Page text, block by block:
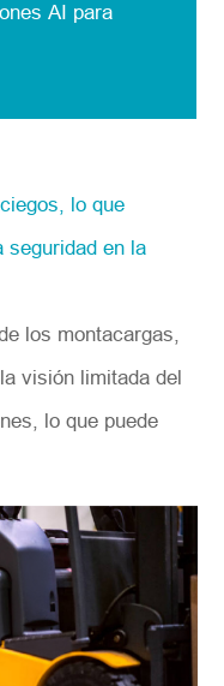
AI para
lo que
seguridad en la
los montacargas,
visión limitada del
lo que puede